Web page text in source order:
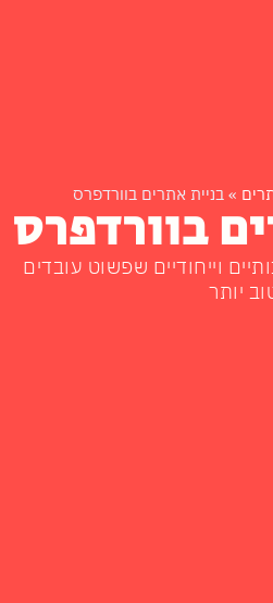
» בניית אתרים בוורדפרס
בוורדפרס
וייחודיים שפשוט עובדים
יותר